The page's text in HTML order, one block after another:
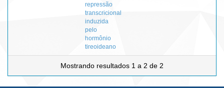
repressão
transcricional
induzida
pelo
hormônio
tireoideano
Mostrando resultados 1 a 2 de 2